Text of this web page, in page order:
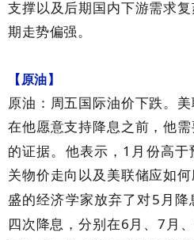
支撑以及后期国内下游需求
期走势偏强。
【原油】
原油：周五国际油价下跌。
在他愿意支持降息之前，他
的证据。他表示， 1 月份高
关物价走向以及美联储应如
盛的经济学家放弃了对5 月
四次降息，分别在6 月、7 月、